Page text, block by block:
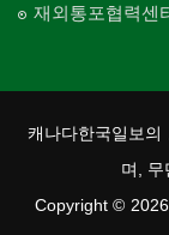
재외통포협력센
캐나다한국일보의
며, 무
Copyright ©